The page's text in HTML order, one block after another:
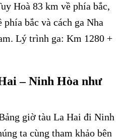
Hoà 83 km về phía bắc,
bắc và cách ga Nha
Lý trình ga: Km 1280 +
– Ninh Hòa như
giờ tàu La Hai đi Ninh
ta cùng tham khảo bên